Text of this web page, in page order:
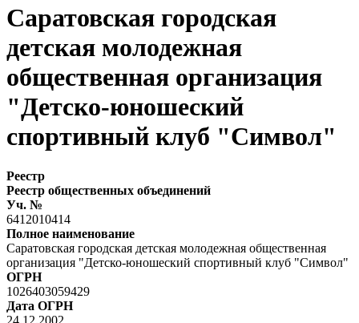
Саратовская городская
детская молодежная
общественная организация
"Детско-юношеский
спортивный клуб "Символ"
Реестр
Реестр общественных объединений
Уч. №
6412010414
Полное наименование
Саратовская городская детская молодежная общественная
организация "Детско-юношеский спортивный клуб "Символ"
ОГРН
1026403059429
Дата ОГРН
24.12.2002